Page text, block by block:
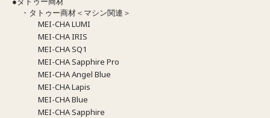
・タトゥー商材＜マシン関連＞
MEI-CHA LUMI
MEI-CHA IRIS
MEI-CHA SQ1
MEI-CHA Sapphire Pro
MEI-CHA Angel Blue
MEI-CHA Lapis
MEI-CHA Blue
MEI-CHA Sapphire